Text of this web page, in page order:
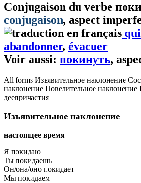
Conjugaison du verbe
conjugaison, aspect
abandonner, évacuer
Voir aussi: покинуть,
All forms Изъявительное наклонение
наклонение Повелительное наклонение
деепричастия
Изъявительное наклонение
настоящее время
Я покидаю
Ты покидаешь
Он/она/оно покидает
Мы покидаем